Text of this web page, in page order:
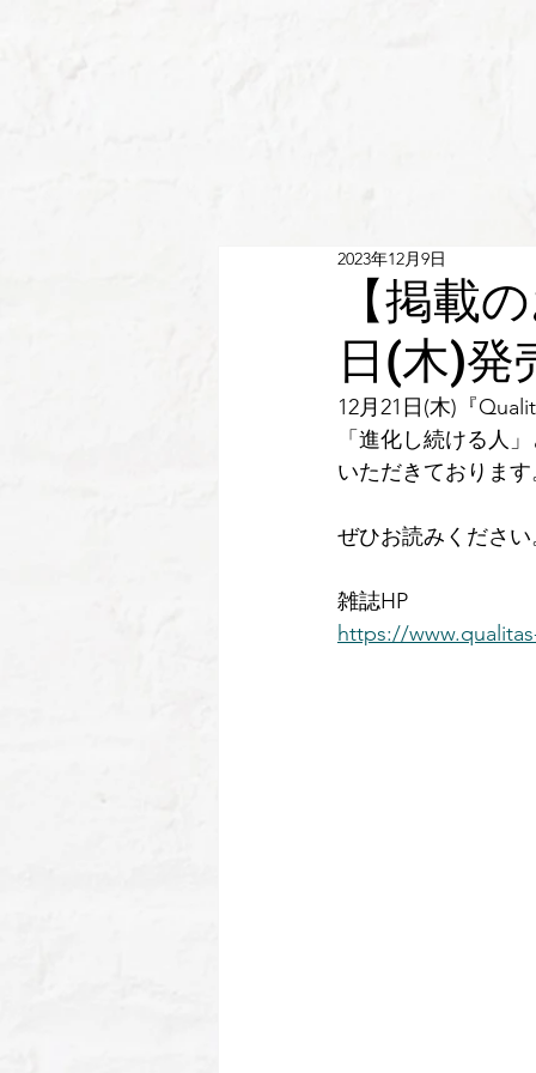
【掲載
日(木)発
2023年12月9日
12月21日(木)『
「進化し続ける人
いただきております
ぜひお読みください
雑誌HP
https://